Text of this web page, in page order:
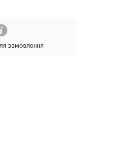
замовлення